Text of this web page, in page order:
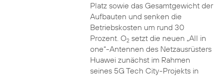
Platz sowie das Gesamtgewicht der
Aufbauten und senken die
Betriebskosten um rund 30
Prozent. O2setzt die neuen „All in
one“-Antennen des Netzausrüsters
Huawei zunächst im Rahmen
seines 5G Tech City-Projekts in